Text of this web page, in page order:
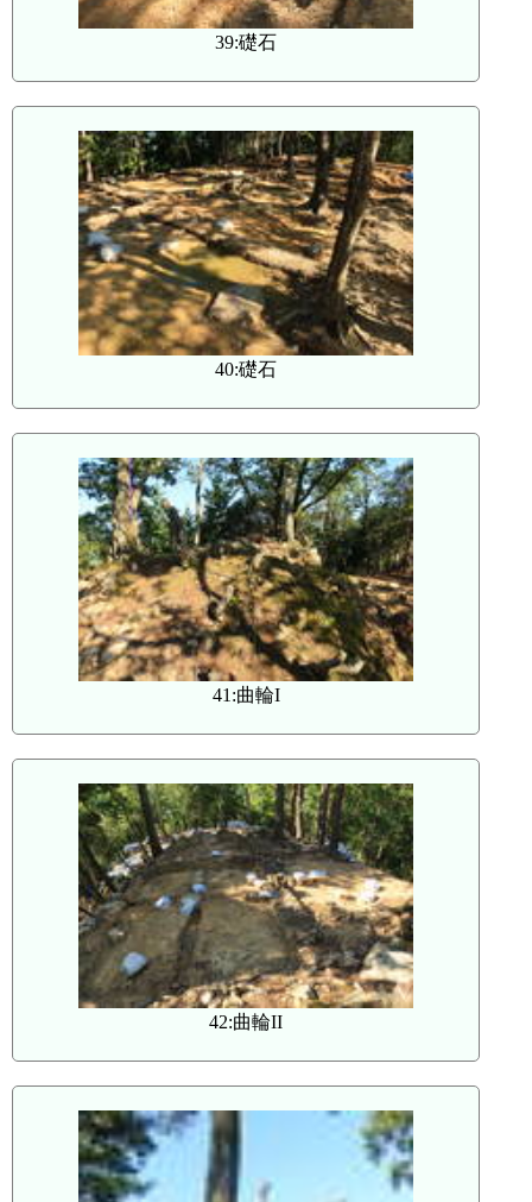
39:礎石
40:礎石
41:曲輪I
42:曲輪II